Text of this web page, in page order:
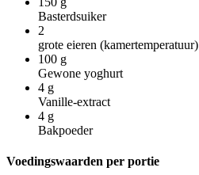
Basterdsuiker
2
grote eieren (kamertemperatuur)
100 g
Gewone yoghurt
4 g
Vanille-extract
4 g
Bakpoeder
Voedingswaarden per portie